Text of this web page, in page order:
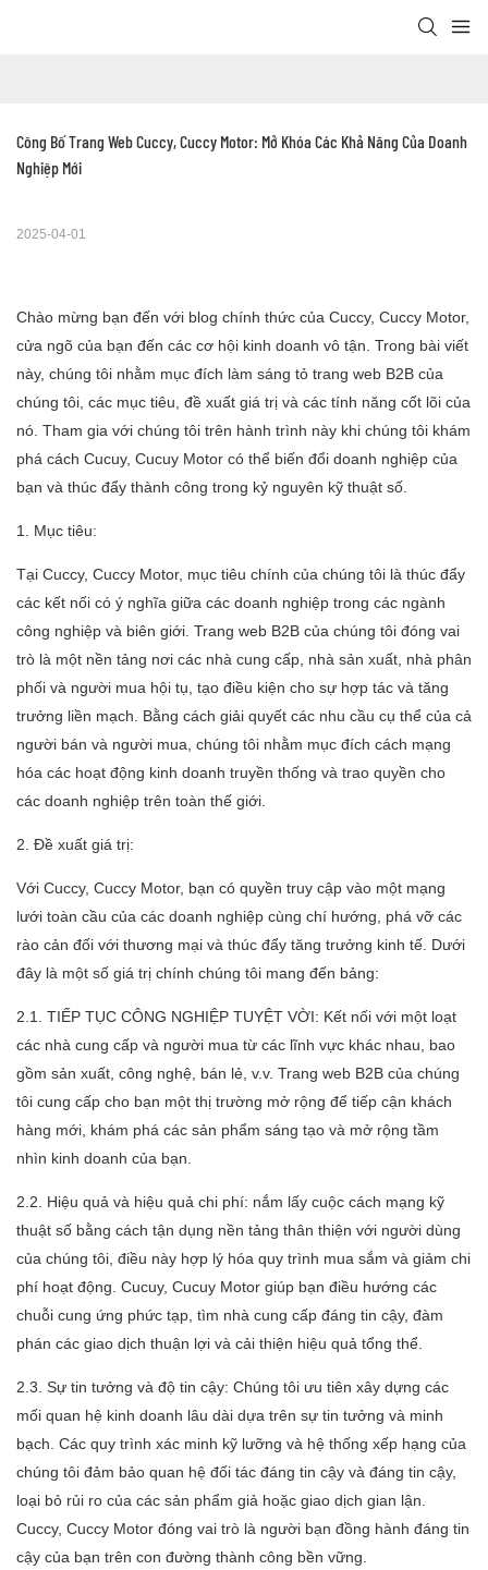
Công Bố Trang Web Cuccy, Cuccy Motor: Mở Khóa Các Khả Năng Của Doanh
Nghiệp Mới
2025-04-01
Chào mừng bạn đến với blog chính thức của Cuccy, Cuccy Motor,
cửa ngõ của bạn đến các cơ hội kinh doanh vô tận. Trong bài viết
này, chúng tôi nhằm mục đích làm sáng tỏ trang web B2B của
chúng tôi, các mục tiêu, đề xuất giá trị và các tính năng cốt lõi của
nó. Tham gia với chúng tôi trên hành trình này khi chúng tôi khám
phá cách Cucuy, Cucuy Motor có thể biến đổi doanh nghiệp của
bạn và thúc đẩy thành công trong kỷ nguyên kỹ thuật số.
1. Mục tiêu:
Tại Cuccy, Cuccy Motor, mục tiêu chính của chúng tôi là thúc đẩy
các kết nối có ý nghĩa giữa các doanh nghiệp trong các ngành
công nghiệp và biên giới. Trang web B2B của chúng tôi đóng vai
trò là một nền tảng nơi các nhà cung cấp, nhà sản xuất, nhà phân
phối và người mua hội tụ, tạo điều kiện cho sự hợp tác và tăng
trưởng liền mạch. Bằng cách giải quyết các nhu cầu cụ thể của cả
người bán và người mua, chúng tôi nhằm mục đích cách mạng
hóa các hoạt động kinh doanh truyền thống và trao quyền cho
các doanh nghiệp trên toàn thế giới.
2. Đề xuất giá trị:
Với Cuccy, Cuccy Motor, bạn có quyền truy cập vào một mạng
lưới toàn cầu của các doanh nghiệp cùng chí hướng, phá vỡ các
rào cản đối với thương mại và thúc đẩy tăng trưởng kinh tế. Dưới
đây là một số giá trị chính chúng tôi mang đến bảng:
2.1. TIẾP TỤC CÔNG NGHIỆP TUYỆT VỜI: Kết nối với một loạt
các nhà cung cấp và người mua từ các lĩnh vực khác nhau, bao
gồm sản xuất, công nghệ, bán lẻ, v.v. Trang web B2B của chúng
tôi cung cấp cho bạn một thị trường mở rộng để tiếp cận khách
hàng mới, khám phá các sản phẩm sáng tạo và mở rộng tầm
nhìn kinh doanh của bạn.
2.2. Hiệu quả và hiệu quả chi phí: nắm lấy cuộc cách mạng kỹ
thuật số bằng cách tận dụng nền tảng thân thiện với người dùng
của chúng tôi, điều này hợp lý hóa quy trình mua sắm và giảm chi
phí hoạt động. Cucuy, Cucuy Motor giúp bạn điều hướng các
chuỗi cung ứng phức tạp, tìm nhà cung cấp đáng tin cậy, đàm
phán các giao dịch thuận lợi và cải thiện hiệu quả tổng thể.
2.3. Sự tin tưởng và độ tin cậy: Chúng tôi ưu tiên xây dựng các
mối quan hệ kinh doanh lâu dài dựa trên sự tin tưởng và minh
bạch. Các quy trình xác minh kỹ lưỡng và hệ thống xếp hạng của
chúng tôi đảm bảo quan hệ đối tác đáng tin cậy và đáng tin cậy,
loại bỏ rủi ro của các sản phẩm giả hoặc giao dịch gian lận.
Cuccy, Cuccy Motor đóng vai trò là người bạn đồng hành đáng tin
cậy của bạn trên con đường thành công bền vững.